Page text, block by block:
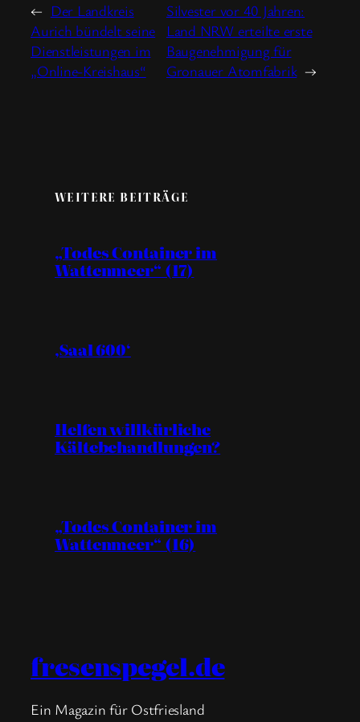
← Der Landkreis
Aurich bündelt seine
Dienstleistungen im
„Online-Kreishaus“
Silvester vor 40 Jahren:
Land NRW erteilte erste
Baugenehmigung für
Gronauer Atomfabrik →
WEITERE BEITRÄGE
„Todes Container im
Wattenmeer“ (17)
‚Saal 600‘
Helfen willkürliche
Kältebehandlungen?
„Todes Container im
Wattenmeer“ (16)
fresenspegel.de
Ein Magazin für Ostfriesland